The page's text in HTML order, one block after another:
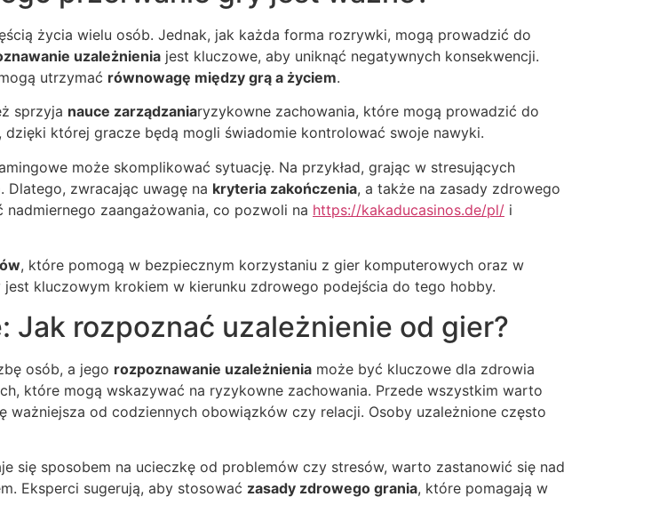
życia wielu osób. Jednak, jak każda forma rozrywki, mogą prowadzić do
uzależnienia jest kluczowe, aby uniknąć negatywnych konsekwencji.
utrzymać równowagę między grą a życiem.
sprzyja nauce zarządzaniaryzykowne zachowania, które mogą prowadzić do
, dzięki której gracze będą mogli świadomie kontrolować swoje nawyki.
może skomplikować sytuację. Na przykład, grając w stresujących
Dlatego, zwracając uwagę na kryteria zakończenia, a także na zasady zdrowego
zaangażowania, co pozwoli na https://kakaducasinos.de/pl/ i
, które pomogą w bezpiecznym korzystaniu z gier komputerowych oraz w
kluczowym krokiem w kierunku zdrowego podejścia do tego hobby.
Jak rozpoznać uzależnienie od gier?
osób, a jego rozpoznawanie uzależnienia może być kluczowe dla zdrowia
które mogą wskazywać na ryzykowne zachowania. Przede wszystkim warto
ważniejsza od codziennych obowiązków czy relacji. Osoby uzależnione często
się sposobem na ucieczkę od problemów czy stresów, warto zastanowić się nad
Eksperci sugerują, aby stosować zasady zdrowego grania, które pomagają w